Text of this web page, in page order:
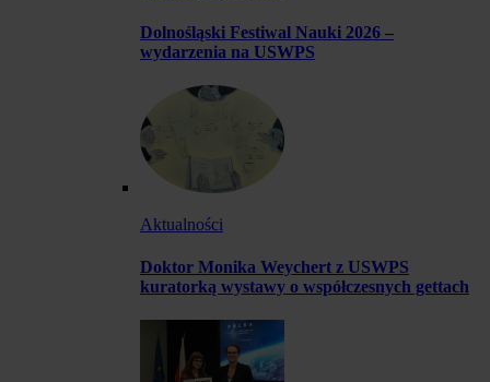
Dolnośląski Festiwal Nauki 2026 –
wydarzenia na USWPS
Aktualności
Doktor Monika Weychert z USWPS
kuratorką wystawy o współczesnych gettach